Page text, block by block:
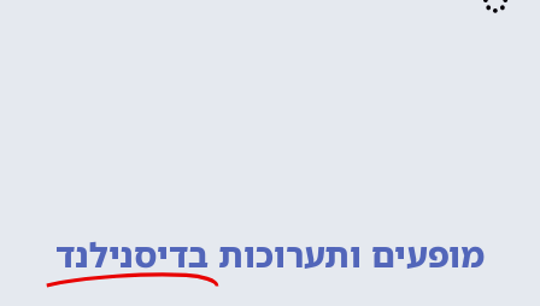
מופעים ותערוכות בדיסנילנד